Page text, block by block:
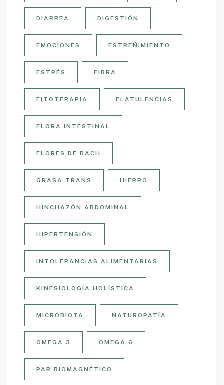
DIARREA DIGESTIÓN
EMOCIONES ESTREÑIMIENTO
ESTRÉS FIBRA
FITOTERAPIA FLATULENCIAS
FLORA INTESTINAL
FLORES DE BACH
GRASA TRANS HIERRO
HINCHAZÓN ABDOMINAL
HIPERTENSIÓN
INTOLERANCIAS ALIMENTARIAS
KINESIOLOGÍA HOLÍSTICA
MICROBIOTA NATUROPATÍA
OMEGA 3 OMEGA 6
PAR BIOMAGNÉTICO